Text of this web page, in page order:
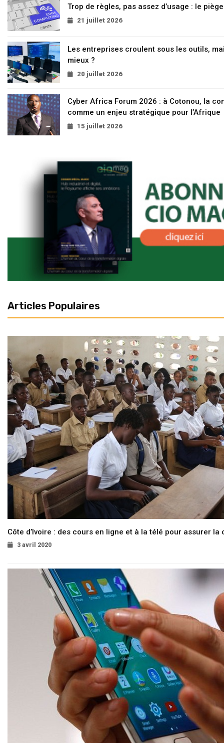
Trop de règles, pas assez d’usage : le
21 juillet 2026
Les entreprises croulent sous les outils,
mieux ?
20 juillet 2026
Cyber Africa Forum 2026 : à Cotonou, la
comme un enjeu stratégique pour l’Afrique
15 juillet 2026
Articles Populaires
Côte d’Ivoire : des cours en ligne et à la télé pour assurer la
3 avril 2020